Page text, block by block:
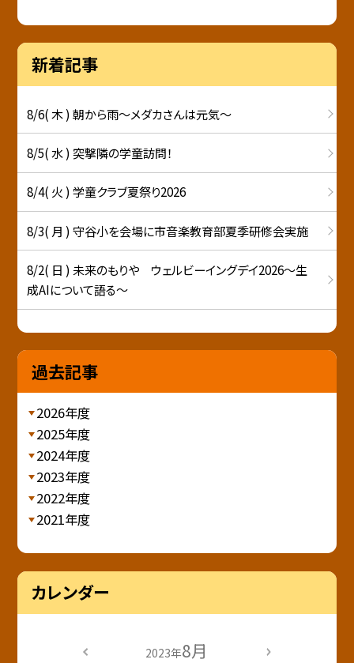
新着記事
8/6( 木 ) 朝から雨～メダカさんは元気～
8/5( 水 ) 突撃隣の学童訪問！
8/4( 火 ) 学童クラブ夏祭り2026
8/3( 月 ) 守谷小を会場に市音楽教育部夏季研修会実施
8/2( 日 ) 未来のもりや ウェルビーイングデイ2026～生
成AIについて語る～
過去記事
2026年度
2025年度
2024年度
2023年度
2022年度
2021年度
カレンダー
2023年8月